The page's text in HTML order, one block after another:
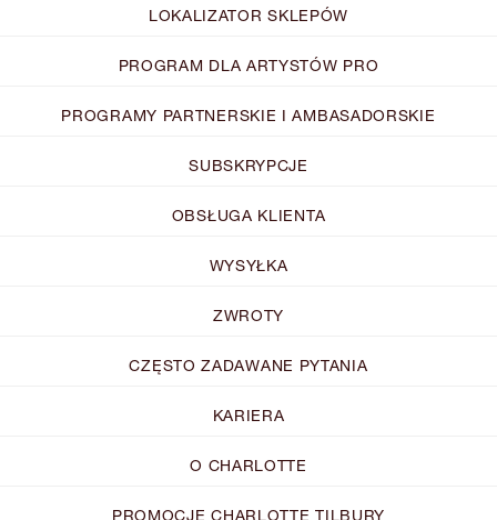
LOKALIZATOR SKLEPÓW
PROGRAM DLA ARTYSTÓW PRO
PROGRAMY PARTNERSKIE I AMBASADORSKIE
SUBSKRYPCJE
OBSŁUGA KLIENTA
WYSYŁKA
ZWROTY
CZĘSTO ZADAWANE PYTANIA
KARIERA
O CHARLOTTE
PROMOCJE CHARLOTTE TILBURY